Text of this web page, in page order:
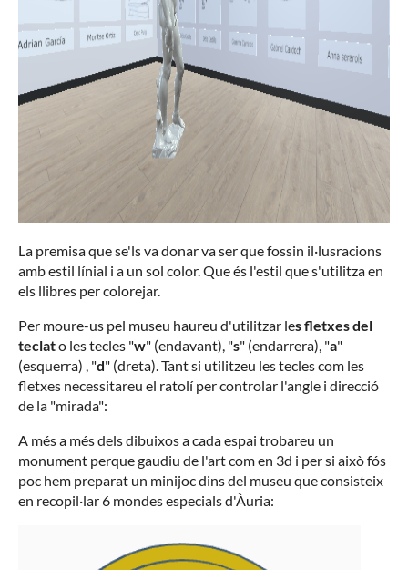
La premisa que se'ls va donar va ser que fossin il·lusracions
amb estil línial i a un sol color. Que és l'estil que s'utilitza en
els llibres per colorejar.
Per moure-us pel museu haureu d'utilitzar les fletxes del
teclato les tecles "w" (endavant), "s" (endarrera), "a"
(esquerra) , "d" (dreta). Tant si utilitzeu les tecles com les
fletxes necessitareu el ratolí per controlar l'angle i direcció
de la "mirada":
A més a més dels dibuixos a cada espai trobareu un
monument perque gaudiu de l'art com en 3d i per si això fós
poc hem preparat un minijoc dins del museu que consisteix
en recopil·lar 6 mondes especials d'Àuria: